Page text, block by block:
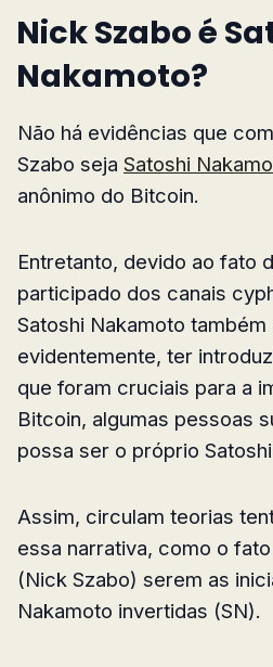
Nick Szabo é
Nakamoto?
Não há evidências que
Szabo seja Satoshi
anônimo do Bitcoin.
Entretanto, devido ao fato
participado dos canais
Satoshi Nakamoto
evidentemente, ter
que foram cruciais para a
Bitcoin, algumas pessoas
possa ser o próprio
Assim, circulam teorias
essa narrativa, como o
(Nick Szabo) serem as
Nakamoto invertidas (SN).